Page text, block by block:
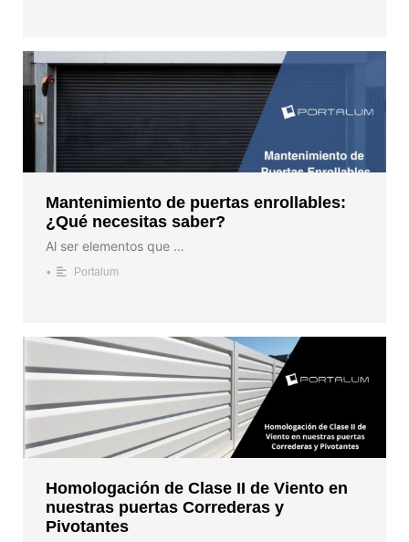
Mantenimiento de puertas enrollables:
¿Qué necesitas saber?
Al ser elementos que …
• Portalum
Homologación de Clase II de Viento en
nuestras puertas Correderas y
Pivotantes